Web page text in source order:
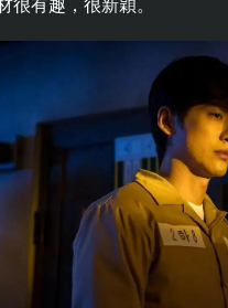
很有趣，很新穎。